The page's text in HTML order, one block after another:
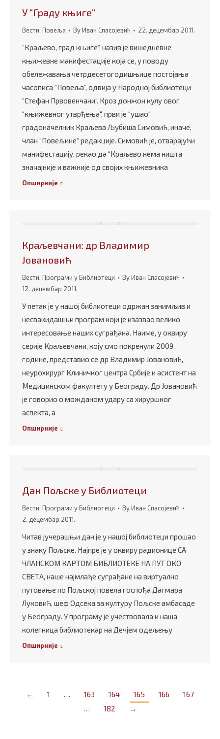
У “Граду књиге“
Вести, Повеља ByИван Спасојевић 22. децембар 2011.
“Краљево, град књиге“, назив је вишедневне
књижевне манифестације која се, у поводу
обележавања четрдесетогодишњице постојања
часописа “Повеља“, одвија у Народној библиотеци
“Стефан Првовенчани“. Кроз донжон кулу овог
“књижевног утврђења“, први је “ушао“
градоначелник Краљева Љубиша Симовић, иначе,
члан “Повељине“ редакције. Симовић је, отварајући
манифестацију, рекао да “Краљево нема ништа
значајније и важније од својих књижевника
Опширније
Краљевчани: др Владимир
Јовановић
Вести, Програми у Библиотеци ByИван Спасојевић
12. децембар 2011.
У петак је у нашој библиотеци одржан занимљив и
несвакидашњи програм који је изазвао велико
интересовање наших суграђана. Наиме, у оквиру
серије Краљевчани, коју смо покренули 2009.
године, представио се др Владимир Јовановић,
неурохирург Клиничког центра Србије и асистент на
Медицинском факултету у Београду. Др Јовановић
је говорио о можданом удару са хируршког
аспекта, а
Опширније
Дан Пољске у Библиотеци
Вести, Програми у Библиотеци ByИван Спасојевић
2. децембар 2011.
Читав јучерашњи дан је у нашој библиотеци прошао
у знаку Пољске. Најпре је у оквиру радионице СА
ЧЛАНСКОМ КАРТОМ БИБЛИОТЕКЕ НА ПУТ ОКО
СВЕТА, наше најмлађе суграђане на виртуално
путовање по Пољској повела госпођа Дагмара
Луковић, шеф Одсека за културу Пољске амбасаде
у Београду. У програму је учествовала и наша
колегница библиотекар на Дечјем одељењу
Опширније
← 1 … 163 164 165 166
167
…
182 →